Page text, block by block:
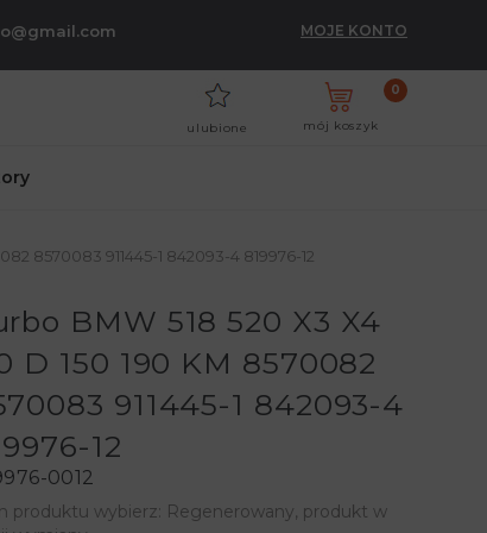
MOJE KONTO
mój koszyk
0
ulubione
8570083 911445-1 842093-4 819976-12
BMW 518 520 X3 X4
D 150 190 KM 8570082
911445-1 842093-4
12
0012
produktu wybierz: Regenerowany, produkt w